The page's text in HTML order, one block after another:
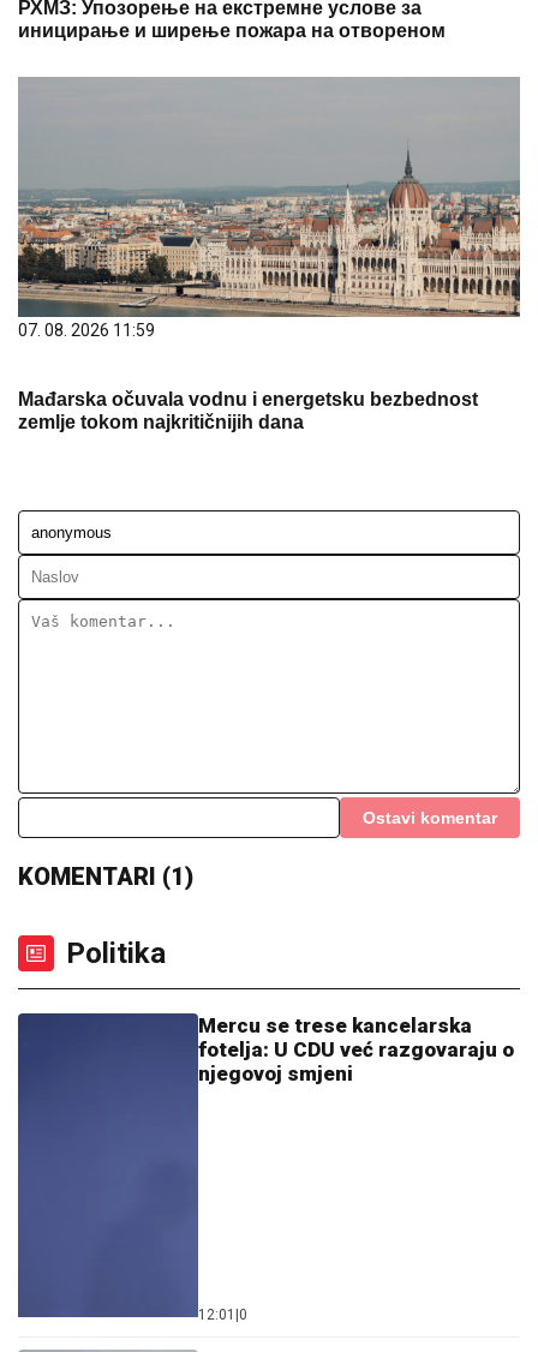
РХМЗ: Упозорење на екстремне услове за
иницирање и ширење пожара на отвореном
07. 08. 2026 11:59
Mađarska očuvala vodnu i energetsku bezbednost
zemlje tokom najkritičnijih dana
Ostavi komentar
KOMENTARI (1)
Politika
Mercu se trese kancelarska
fotelja: U CDU već razgovaraju o
njegovoj smjeni
12:01 0